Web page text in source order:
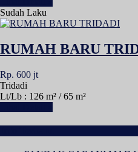
Sudah Laku
RUMAH BARU
Rp. 600 jt
Tridadi
Lt/Lb : 126 m² / 65 m²